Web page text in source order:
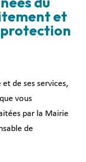
et
protection
de ses services,
vous
par la Mairie
de